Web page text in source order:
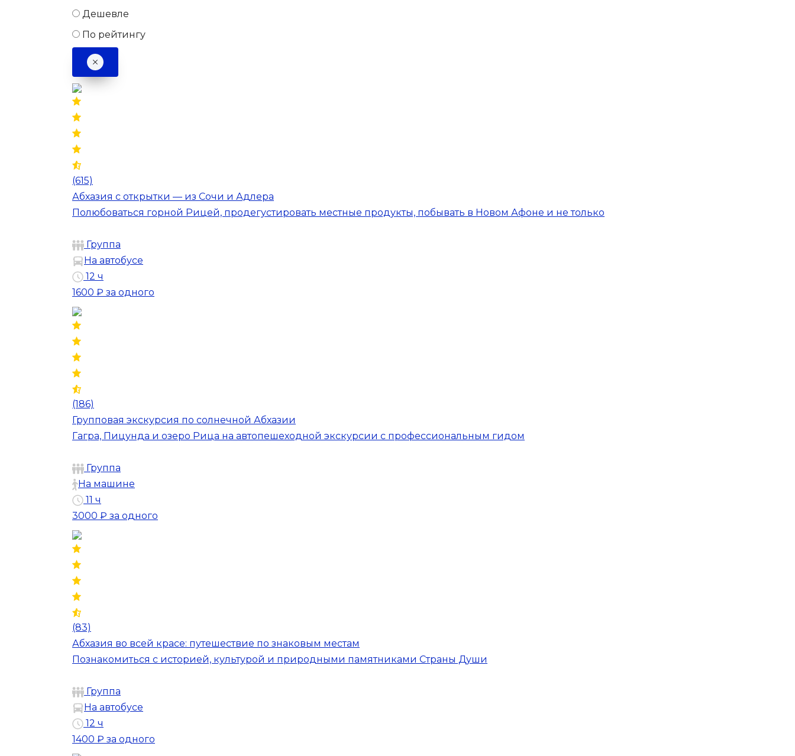
Дешевле
По рейтингу
(615)
Абхазия с открытки — из Сочи и Адлера
Полюбоваться горной Рицей, продегустировать местные продукты, побывать в Новом Афоне и не только
Группа
На автобусе
12 ч
1600 ₽ за одного
(186)
Групповая экскурсия по солнечной Абхазии
Гагра, Пицунда и озеро Рица на автопешеходной экскурсии с профессиональным гидом
Группа
На машине
11 ч
3000 ₽ за одного
(83)
Абхазия во всей красе: путешествие по знаковым местам
Познакомиться с историей, культурой и природными памятниками Страны Души
Группа
На автобусе
12 ч
1400 ₽ за одного